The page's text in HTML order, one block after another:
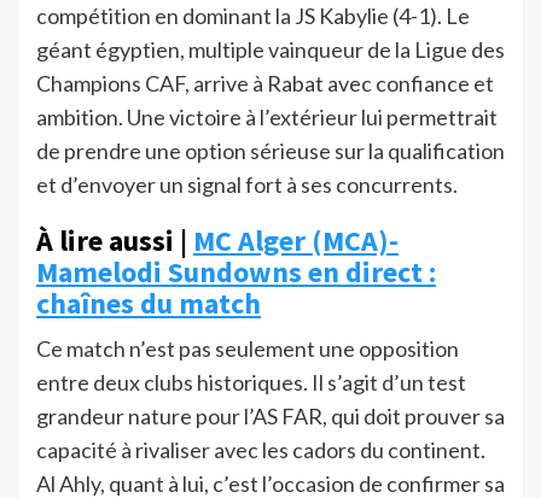
compétition en dominant la JS Kabylie (4-1). Le
géant égyptien, multiple vainqueur de la Ligue des
Champions CAF, arrive à Rabat avec confiance et
ambition. Une victoire à l’extérieur lui permettrait
de prendre une option sérieuse sur la qualification
et d’envoyer un signal fort à ses concurrents.
À lire aussi | MC Alger (MCA)-
Mamelodi Sundowns en direct :
chaînes du match
Ce match n’est pas seulement une opposition
entre deux clubs historiques. Il s’agit d’un test
grandeur nature pour l’AS FAR, qui doit prouver sa
capacité à rivaliser avec les cadors du continent.
Al Ahly, quant à lui, c’est l’occasion de confirmer sa